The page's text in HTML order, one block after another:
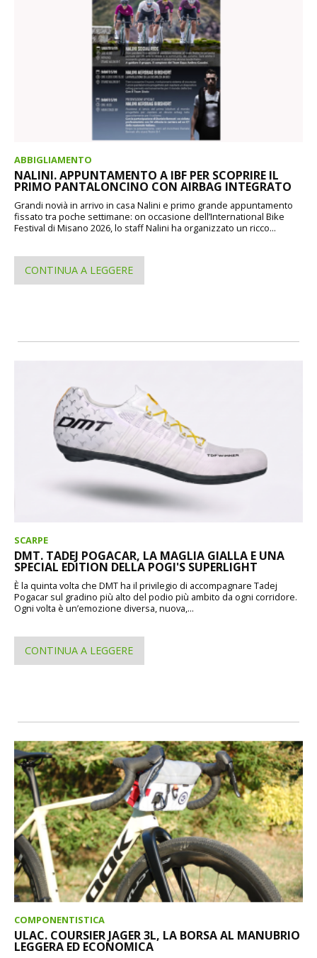
ABBIGLIAMENTO
NALINI. APPUNTAMENTO A IBF PER SCOPRIRE IL
PRIMO PANTALONCINO CON AIRBAG INTEGRATO
Grandi novià in arrivo in casa Nalini e primo grande appuntamento
fissato tra poche settimane: on occasione dell’International Bike
Festival di Misano 2026, lo staff Nalini ha organizzato un ricco...
CONTINUA A LEGGERE
SCARPE
DMT. TADEJ POGACAR, LA MAGLIA GIALLA E UNA
SPECIAL EDITION DELLA POGI'S SUPERLIGHT
È la quinta volta che DMT ha il privilegio di accompagnare Tadej
Pogacar sul gradino più alto del podio più ambito da ogni corridore.
Ogni volta è un’emozione diversa, nuova,...
CONTINUA A LEGGERE
COMPONENTISTICA
ULAC. COURSIER JAGER 3L, LA BORSA AL MANUBRIO
LEGGERA ED ECONOMICA